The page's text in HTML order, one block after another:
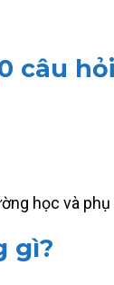
câu
học và
gì?